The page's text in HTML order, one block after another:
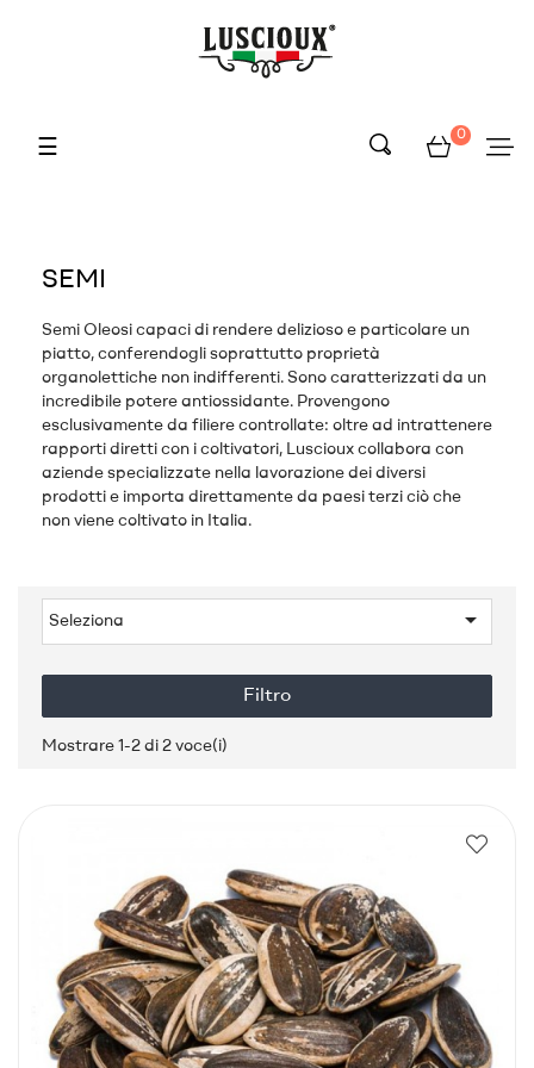
navigazione
☰
0
SEMI
Semi Oleosi capaci di rendere delizioso e particolare un
piatto, conferendogli soprattutto proprietà
organolettiche non indifferenti. Sono caratterizzati da un
incredibile potere antiossidante. Provengono
esclusivamente da filiere controllate: oltre ad intrattenere
rapporti diretti con i coltivatori, Luscioux collabora con
aziende specializzate nella lavorazione dei diversi
prodotti e importa direttamente da paesi terzi ciò che
non viene coltivato in Italia.
Seleziona 
Filtro
Mostrare 1-2 di 2 voce(i)